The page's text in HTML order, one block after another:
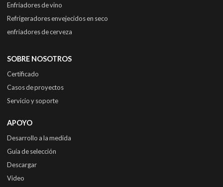
Enfriadores de vino
Refrigeradores envejecidos en seco
enfriadores de cerveza
SOBRE NOSOTROS
Certificado
Casos de proyectos
Servicio y soporte
APOYO
Desarrollo a la medida
Guía de selección
Descargar
Video